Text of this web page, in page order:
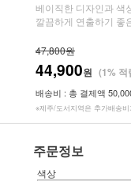
베이직한 디자인과 색
깔끔하게 연출하기 좋
47,800원
44,900원 (1% 적
배송비 : 총 결제액
※제주/도서지역은 추가배송
주문정보
색상